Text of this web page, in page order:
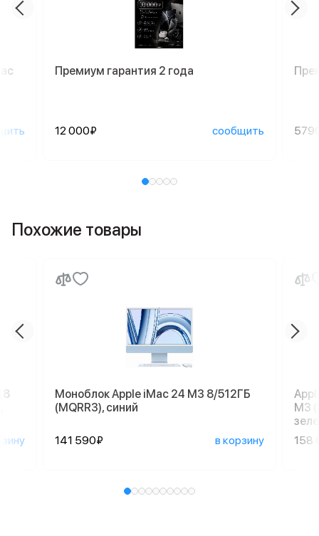
Премиум гарантия 2 года
12 000₽ сообщить
Похожие товары
Моноблок Apple iMac 24 M3 8/512ГБ
(MQRR3), синий
141 590₽ в корзину
M3
158